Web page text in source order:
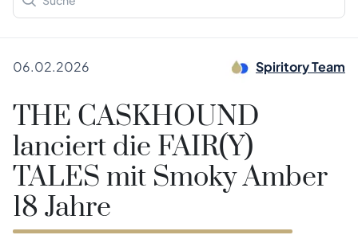
06.02.2026 Spiritory Team
THE CASKHOUND
lanciert die FAIR(Y)
TALES mit Smoky Amber
18 Jahre